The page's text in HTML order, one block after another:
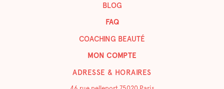
BLOG
FAQ
COACHING BEAUTÉ
MON COMPTE
ADRESSE & HORAIRES